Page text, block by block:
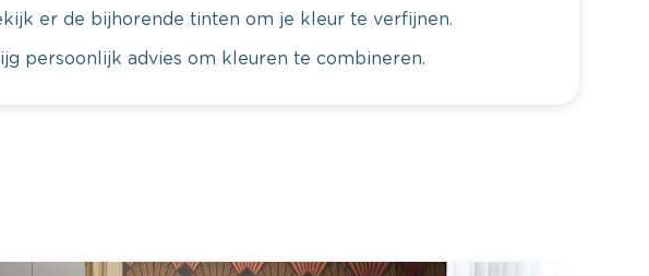
er de bijhorende tinten om je kleur te verfijnen.
persoonlijk advies om kleuren te combineren.